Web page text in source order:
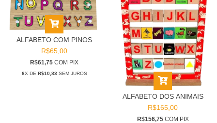
ALFABETO COM PINOS
R$65,00
R$61,75 COM PIX
6X DE R$10,83 SEM JUROS
ALFABETO DOS ANIMAIS
R$165,00
R$156,75 COM PIX